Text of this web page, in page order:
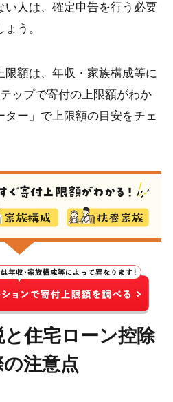
い人は、確定申告を行う必要
う。
額は、年収・家族構成等に
ップで寄付の上限額がわか
ター」で上限額の目安をチェ
住宅ローン控除
注意点